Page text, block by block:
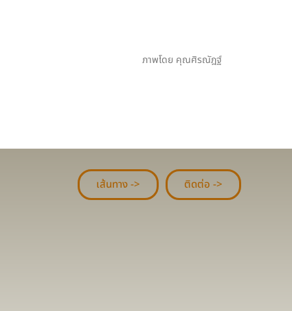
ภาพโดย คุณศิรณัฎฐ์
เส้นทาง -> ติดต่อ ->